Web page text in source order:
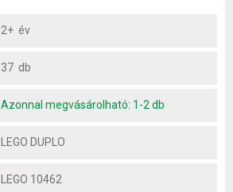
2+ év
37 db
Azonnal megvásárolható: 1-2 db
LEGO DUPLO
LEGO 10462